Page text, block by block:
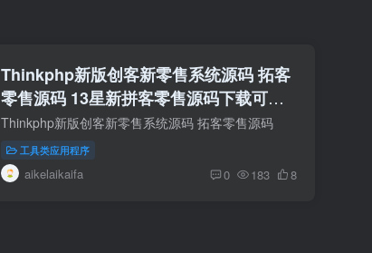
Thinkphp新版创客新零售系统源码 拓客
零售源码 13星新拼客零售源码下载可封
装APP
Thinkphp新版创客新零售系统源码 拓客零售源码
工具类应用程序
aikelaikaifa 0 183 8